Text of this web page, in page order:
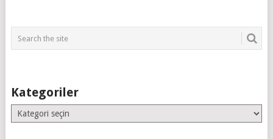
Kategoriler
Kategoriler